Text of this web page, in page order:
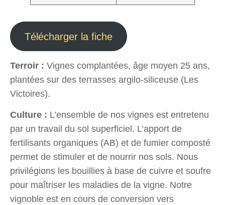
Télécharger la fiche
Terroir : Vignes complantées, âge moyen 25 ans,
plantées sur des terrasses argilo-siliceuse (Les
Victoires).
Culture : L’ensemble de nos vignes est entretenu
par un travail du sol superficiel. L’apport de
fertilisants organiques (AB) et de fumier composté
permet de stimuler et de nourrir nos sols. Nous
privilégions les bouillies à base de cuivre et soufre
pour maîtriser les maladies de la vigne. Notre
vignoble est en cours de conversion vers